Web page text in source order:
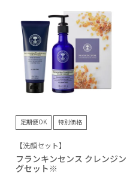
定期便OK 特別価格
【洗顔セット】
フランキンセンス クレンジン
グセット※